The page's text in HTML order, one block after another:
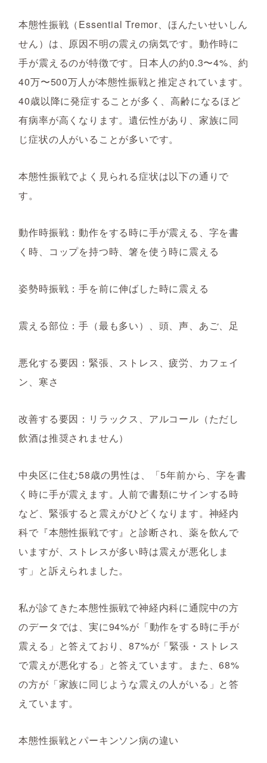
本態性振戦（Essential Tremor、ほんたいせいしん
せん）は、原因不明の震えの病気です。動作時に
手が震えるのが特徴です。日本人の約0.3〜4%、約
40万〜500万人が本態性振戦と推定されています。
40歳以降に発症することが多く、高齢になるほど
有病率が高くなります。遺伝性があり、家族に同
じ症状の人がいることが多いです。
本態性振戦でよく見られる症状は以下の通りで
す。
動作時振戦：動作をする時に手が震える、字を書
く時、コップを持つ時、箸を使う時に震える
姿勢時振戦：手を前に伸ばした時に震える
震える部位：手（最も多い）、頭、声、あご、足
悪化する要因：緊張、ストレス、疲労、カフェイ
ン、寒さ
改善する要因：リラックス、アルコール（ただし
飲酒は推奨されません）
中央区に住む58歳の男性は、「5年前から、字を書
く時に手が震えます。人前で書類にサインする時
など、緊張すると震えがひどくなります。神経内
科で『本態性振戦です』と診断され、薬を飲んで
いますが、ストレスが多い時は震えが悪化しま
す」と訴えられました。
私が診てきた本態性振戦で神経内科に通院中の方
のデータでは、実に94%が「動作をする時に手が
震える」と答えており、87%が「緊張・ストレス
で震えが悪化する」と答えています。また、68%
の方が「家族に同じような震えの人がいる」と答
えています。
本態性振戦とパーキンソン病の違い